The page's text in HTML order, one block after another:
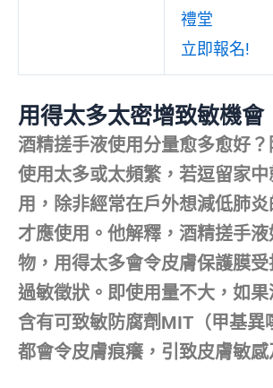
禮堂
立即報名!
用得太多太密增致敏機會
酒精搓手液使用分量愈多愈好
使用太多或太頻繁，若逗留家
用，除非經常在戶外想減低肺
才應使用。他解釋，酒精搓手
物，用得太多會令皮膚保護膜
過敏徵狀。即使用量不大，如
含有可致敏防腐劑MIT（甲基異
都會令皮膚痕癢，引致皮膚敏感